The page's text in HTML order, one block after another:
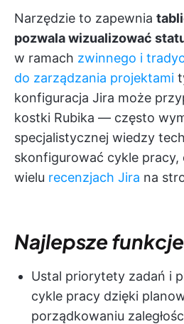
Narzędzie to zapewnia
pozwala wizualizować
w ramach zwinnego i
do zarządzania projektami
konfiguracja Jira może
kostki Rubika — często
specjalistycznej wiedzy
skonfigurować cykle
wielu recenzjach Jira na
Najlepsze funkcje
Ustal priorytety zadań i
cykle pracy dzięki
porządkowaniu